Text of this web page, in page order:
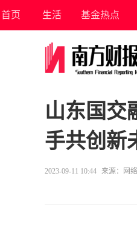
首页 生活 基金热点
山东国交
手共创新
2023-09-11 10:44 来源： 网络